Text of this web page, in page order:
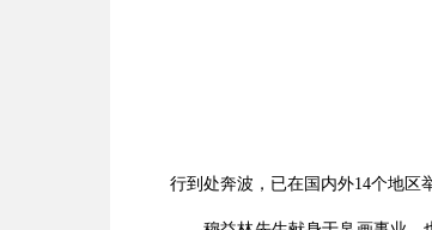
行到处奔波，已在国内外14个地区